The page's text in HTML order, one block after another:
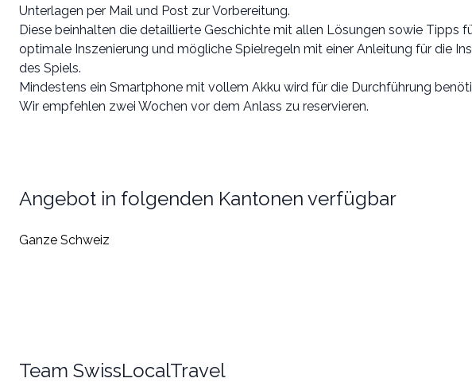
Unterlagen per Mail und Post zur Vorbereitung.
Diese beinhalten die detaillierte Geschichte mit allen Lösungen sowie Tipps
optimale Inszenierung und mögliche Spielregeln mit einer Anleitung für die
des Spiels.
Mindestens ein Smartphone mit vollem Akku wird für die Durchführung
Wir empfehlen zwei Wochen vor dem Anlass zu reservieren.
Angebot in folgenden Kantonen verfügbar
Ganze Schweiz
Team SwissLocalTravel